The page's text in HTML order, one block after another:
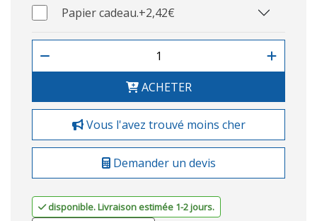
Papier cadeau.+2,42€
ACHETER
Vous l'avez trouvé moins cher
Demander un devis
disponible. Livraison estimée 1-2 jours.